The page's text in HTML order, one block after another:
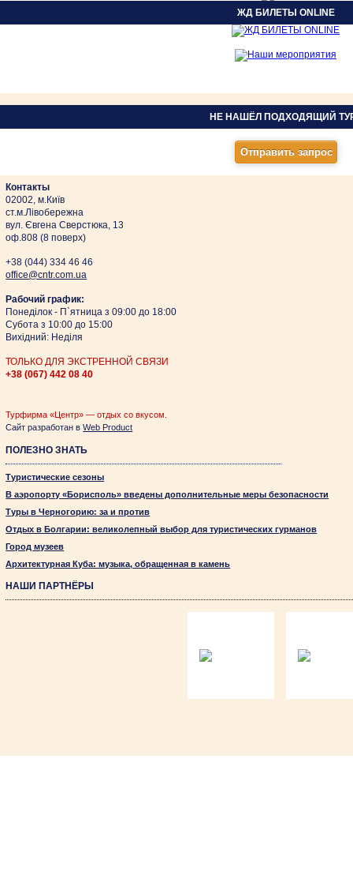
ЖД БИЛЕТЫ ONLINE
НЕ НАШЁЛ ПОДХОДЯЩИЙ
Контакты
02002, м.Київ
ст.м.Лівобережна
вул. Євгена Сверстюка, 13
оф.808 (8 поверх)
+38 (044)334 46 46
оffice@cntr.com.ua
Рабочий график:
Понеділок - П`ятница з 09:00 до 18:00
Субота з 10:00 до 15:00
Вихідний: Неділя
ТОЛЬКО ДЛЯ ЭКСТРЕННОЙ СВЯЗИ
+38 (067)442 08 40
Турфирма «Центр» — отдых со вкусом.
Сайт разработан вWeb Product
ПОЛЕЗНО ЗНАТЬ
Туристические сезоны
В аэропорту «Борисполь» введены дополнительные меры безопасности
Туры в Черногорию: за и против
Отдых в Болгарии: великолепный выбор для туристических гурманов
Город музеев
Архитектурная Куба: музыка, обращенная в камень
НАШИ ПАРТНЁРЫ